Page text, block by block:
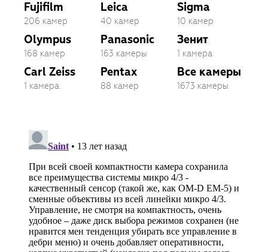
Fujifilm
206 камер
Olympus
168 камер
Carl Zeiss
1 камера
Leica
40 камер
Panasonic
163 камеры
Pentax
88 камер
Sigma
10 камер
Зенит
1 камера
Все камеры
1673 камеры